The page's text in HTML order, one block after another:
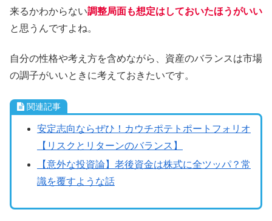
来るかわからない調整局面も想定はしておいたほうがいい
と思うんですよね。
自分の性格や考え方を含めながら、資産のバランスは市場
の調子がいいときに考えておきたいです。
関連記事
安定志向ならぜひ！カウチポテトポートフォリオ
【リスクとリターンのバランス】
【意外な投資論】老後資金は株式に全ツッパ？常
識を覆すような話